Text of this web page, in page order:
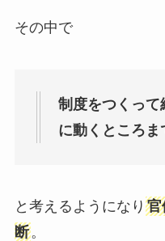
その中で
制度をつくっ
に動くところ
と考えるようになり 官
断。